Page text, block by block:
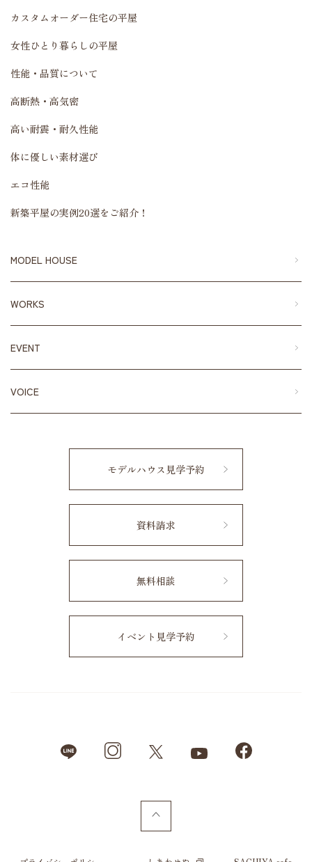
カスタムオーダー住宅の平屋
女性ひとり暮らしの平屋
性能・品質について
高断熱・高気密
高い耐震・耐久性能
体に優しい素材選び
エコ性能
新築平屋の実例20選をご紹介！
MODEL HOUSE
WORKS
EVENT
VOICE
モデルハウス見学予約
資料請求
無料相談
イベント見学予約